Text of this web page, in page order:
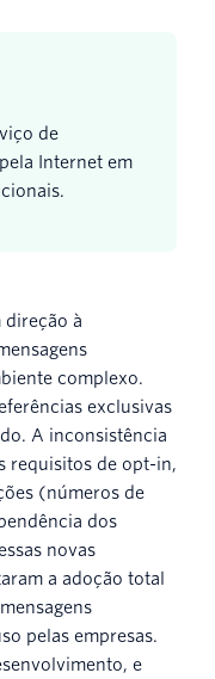
de
Internet em
direção à
complexo.
exclusivas
A inconsistência
requisitos de opt-in,
(números de
dos
novas
a adoção total
pelas empresas.
e